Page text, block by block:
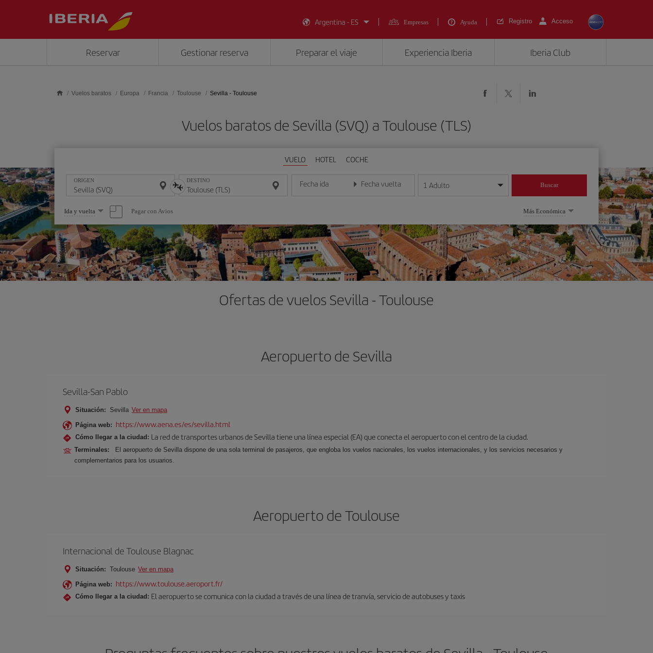
Argentina - ES
Empresas Ayuda Registro Acceso
Reservar Gestionar reserva Preparar el viaje Experiencia Iberia Iberia Club
Vuelos baratos Europa Francia Toulouse Sevilla - Toulouse
Vuelos baratos de Sevilla (SVQ) a Toulouse (TLS)
VUELO HOTEL COCHE
ORIGEN DESTINO Fecha ida
Introduce la fecha en formato día/mes/año
Fecha vuelta
Introduce la fecha en formato día/mes/año
1 Adulto Buscar
Seleccione
una
opción
Ida y vuelta Pagar con Avios Más Económica
Ofertas de vuelos Sevilla - Toulouse
Aeropuerto de Sevilla
Sevilla-San Pablo
Situación: Sevilla Ver en mapa
Página web: https://www.aena.es/es/sevilla.html
Cómo llegar a la ciudad: La red de transportes urbanos de Sevilla tiene una línea especial (EA) que conecta el aeropuerto con el centro de la ciudad.
Terminales:
El aeropuerto de Sevilla dispone de una sola terminal de pasajeros, que engloba los vuelos nacionales, los vuelos internacionales, y los servicios necesarios y
complementarios para los usuarios.
Aeropuerto de Toulouse
Internacional de Toulouse Blagnac
Situación: Toulouse Ver en mapa
Página web: https://www.toulouse.aeroport.fr/
Cómo llegar a la ciudad: El aeropuerto se comunica con la ciudad a través de una línea de tranvía, servicio de autobuses y taxis